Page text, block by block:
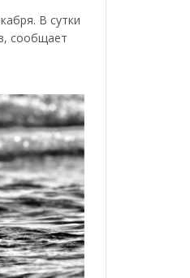
В сутки
сообщает